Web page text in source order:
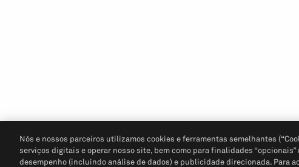
Nós e nossos parceiros utilizamos cookies e ferramentas semelhantes
serviços digitais e operar nosso site, bem como para finalidades
desempenho (incluindo análise de dados) e publicidade direcionada. Para